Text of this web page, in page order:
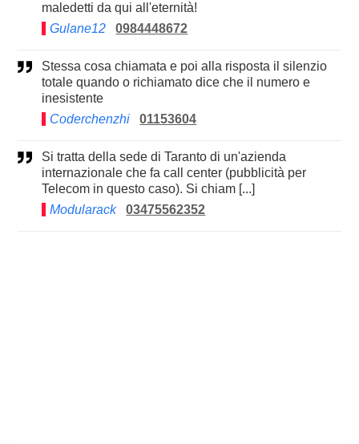
maledetti da qui all'eternità!
Gulane12
0984448672
Stessa cosa chiamata e poi alla risposta il silenzio
totale quando o richiamato dice che il numero e
inesistente
Coderchenzhi
01153604
Si tratta della sede di Taranto di un'azienda
internazionale che fa call center (pubblicità per
Telecom in questo caso). Si chiam [...]
Modularack
03475562352